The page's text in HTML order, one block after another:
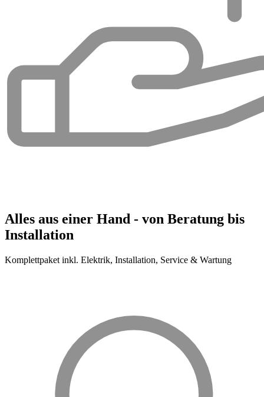
Alles aus einer Hand - von Beratung bis
Installation
Komplettpaket inkl. Elektrik, Installation, Service & Wartung